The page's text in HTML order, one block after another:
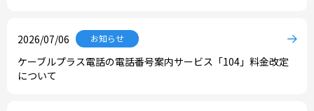
2026/07/06 お知らせ
ケーブルプラス電話の電話番号案内サービス「104」料金改定
について